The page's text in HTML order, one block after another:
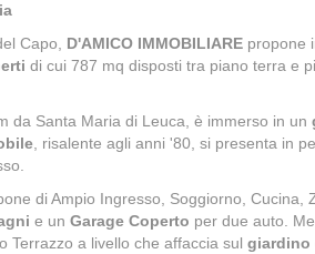
Capo, D'AMICO IMMOBILIARE propone
di cui 787 mq disposti tra piano terra e
da Santa Maria di Leuca, è immerso in un
, risalente agli anni '80, si presenta in
di Ampio Ingresso, Soggiorno, Cucina,
e un Garage Coperto per due auto.
Terrazzo a livello che affaccia sul giardino